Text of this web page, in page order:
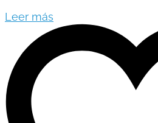
Leer más